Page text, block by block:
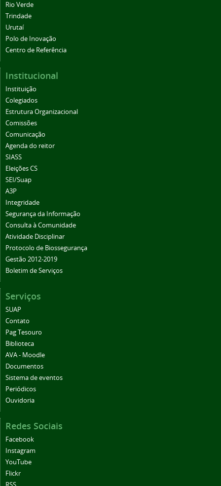
Rio Verde
Trindade
Urutaí
Polo de Inovação
Centro de Referência
Institucional
Instituição
Colegiados
Estrutura Organizacional
Comissões
Comunicação
Agenda do reitor
SIASS
Eleições CS
SEI/Suap
A3P
Integridade
Segurança da Informação
Consulta à Comunidade
Atividade Disciplinar
Protocolo de Biossegurança
Gestão 2012-2019
Boletim de Serviços
Serviços
SUAP
Contato
Pag Tesouro
Biblioteca
AVA - Moodle
Documentos
Sistema de eventos
Periódicos
Ouvidoria
Redes Sociais
Facebook
Instagram
YouTube
Flickr